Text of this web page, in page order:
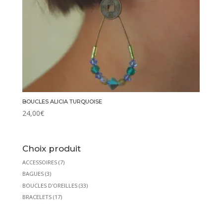
BOUCLES ALICIA TURQUOISE
24,00€
Choix produit
ACCESSOIRES (7)
BAGUES (3)
BOUCLES D'OREILLES (33)
BRACELETS (17)